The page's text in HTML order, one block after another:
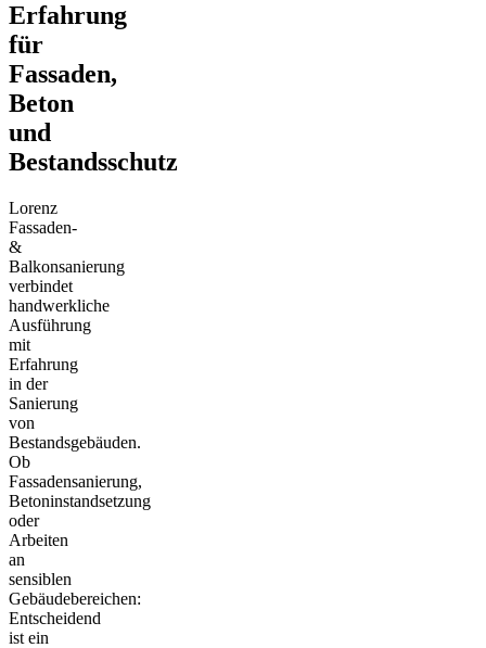
Erfahrung
für
Fassaden,
Beton
und
Bestandsschutz
Lorenz
Fassaden-
&
Balkonsanierung
verbindet
handwerkliche
Ausführung
mit
Erfahrung
in der
Sanierung
von
Bestandsgebäuden.
Ob
Fassadensanierung,
Betoninstandsetzung
oder
Arbeiten
an
sensiblen
Gebäudebereichen:
Entscheidend
ist ein